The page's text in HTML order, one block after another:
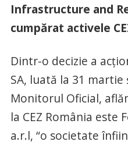
Infrastructure and
cumpărat activele
Dintr-o decizie a
SA, luată la 31
Monitorul Oficial,
la CEZ România este
a.r.l, “o societate